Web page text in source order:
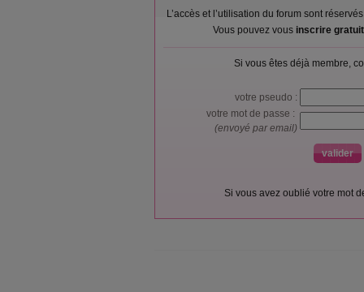
L’accès et l’utilisation du forum sont
Vous pouvez vous inscrire
Si vous êtes déjà membre,
votre pseudo :
votre mot de passe :
(envoyé par email)
Si vous avez oublié votre mot